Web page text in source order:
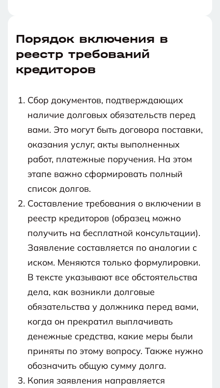
Порядок включения в
реестр требований
кредиторов
Сбор документов, подтверждающих
наличие долговых обязательств перед
вами. Это могут быть договора поставки,
оказания услуг, акты выполненных
работ, платежные поручения. На этом
этапе важно сформировать полный
список долгов.
Составление требования о включении в
реестр кредиторов (образец можно
получить на бесплатной консультации).
Заявление составляется по аналогии с
иском. Меняются только формулировки.
В тексте указывают все обстоятельства
дела, как возникли долговые
обязательства у должника перед вами,
когда он прекратил выплачивать
денежные средства, какие меры были
приняты по этому вопросу. Также нужно
обозначить общую сумму долга.
Копия заявления направляется